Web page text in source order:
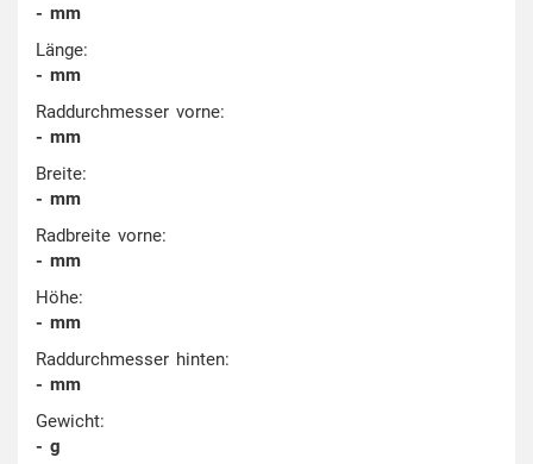
- mm
Länge:
- mm
Raddurchmesser vorne:
- mm
Breite:
- mm
Radbreite vorne:
- mm
Höhe:
- mm
Raddurchmesser hinten:
- mm
Gewicht:
- g